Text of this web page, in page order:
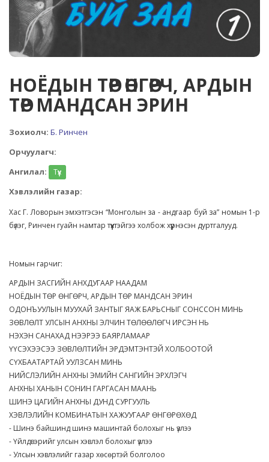
НОЁДЫН ТӨР ӨНГӨРЧ, АРДЫН
ТӨР МАНДСАН ЭРИН
Зохиолч: Б. Ринчен
Орчуулагч:
Ангилал:
Түүх
Хэвлэлийн газар:
Хас Г. Ловорын эмхэтгэсэн “Монголын за - андгаар буй за” номын 1-р
бүлэг, Ринчен гуайн намтар түүхтэйгээ холбож хүүрнэсэн дуртгалууд.
Номын гарчиг:
АРДЫН ЗАСГИЙН АНХДУГААР НААДАМ
НОЁДЫН ТӨР ӨНГӨРЧ, АРДЫН ТӨР МАНДСАН ЭРИН
ОДОНЪУУЛЫН МУУХАЙ ЗАНТЫГ ЯАЖ БАРЬСНЫГ СОНССОН МИНЬ
ЗӨВЛӨЛТ УЛСЫН АНХНЫ ЭЛЧИН ТӨЛӨӨЛӨГЧ ИРСЭН НЬ
НЭХЭН САНАХАД НЭЭРЭЭ БАЯРЛАМААР
ҮҮСЭХЭЭСЭЭ ЗӨВЛӨЛТИЙН ЭРДЭМТЭНТЭЙ ХОЛБООТОЙ
СҮХБААТАРТАЙ УУЛЗСАН МИНЬ
НИЙСЛЭЛИЙН АНХНЫ ЭМИЙН САНГИЙН ЭРХЛЭГЧ
АНХНЫ ХАНЫН СОНИН ГАРГАСАН МААНЬ
ШИНЭ ЦАГИЙН АНХНЫ ДУНД СУРГУУЛЬ
ХЭВЛЭЛИЙН КОМБИНАТЫН ХАЖУУГААР ӨНГӨРӨХӨД
- Шинэ байшинд шинэ машинтай болохыг нь үзлээ
- Үйлдвэрийг улсын хэвлэл болохыг үзлээ
- Улсын хэвлэлийг газар хөсөртэй болголоо